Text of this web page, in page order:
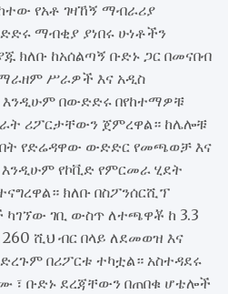
የአቶ ገዛኸኝ ማብራሪያ
ማብቂያ ያነበሩ ሁነቶችን
ክለቡ ከአሰልጣኝ ቡድኑ ጋር በመናበብ
ሥራዎች እና አዲስ
በውድድሩ በየከተማዎቹ
ሪፖርታቸውን ጀምረዋል። ከሌሎቹ
የድሬዳዋው ውድድር የመጫወቻ እና
የኮቪድ የምርመራ ሂደት
ክለቡ በስፖንሰርሺፕ
ገቢ ውስጥ ለተጫዋቾ ከ 3.3
ሺህ ብር በላይ ለደመወዝ እና
በሪፖርቱ ተካቷል። አስተዳደሩ
፣ ቡድኑ ደረጃቸውን በጠበቁ ሆቴሎች